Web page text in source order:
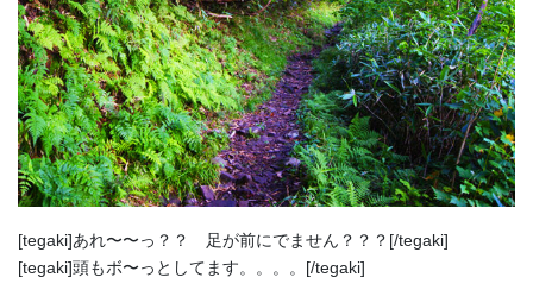
[tegaki]あれ〜〜っ？？ 足が前にでません？？？[/tegaki]
[tegaki]頭もボ〜っとしてます。。。。[/tegaki]